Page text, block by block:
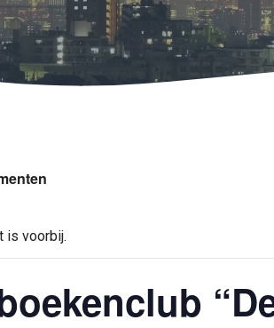
is voorbij.